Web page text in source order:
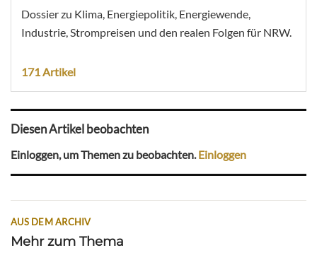
Dossier zu Klima, Energiepolitik, Energiewende,
Industrie, Strompreisen und den realen Folgen für NRW.
171 Artikel
Diesen Artikel beobachten
Einloggen, um Themen zu beobachten.Einloggen
AUS DEM ARCHIV
Mehr zum Thema